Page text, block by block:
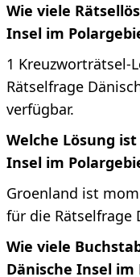
Wie viele
Insel im
1 Kreuzworträtsel-
Rätselfrage
verfügbar.
Welche Lösung
Insel im
Groenland ist
für die Rätselfrage
Wie viele
Dänische Insel im